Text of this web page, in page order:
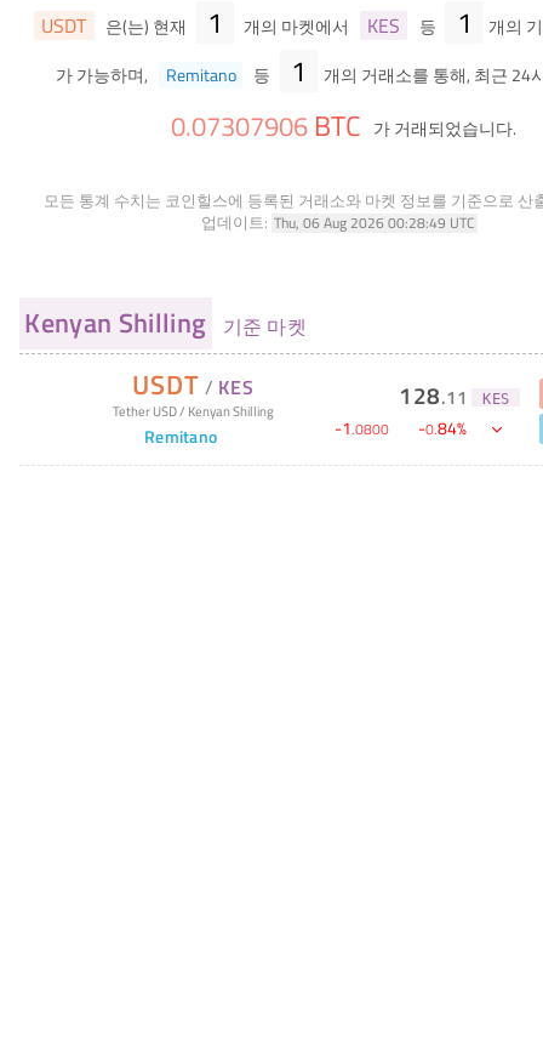
USDT 은(는) 현재 1 개의 마켓에서 KES 등 1
개의
가 가능하며,
Remitano 등 1 개의 거래소를 통해, 최근 24
0.07307906 BTC 가 거래되었습니다.
모든 통계 수치는 코인힐스에 등록된 거래소와 마켓 정보를 기준으로 산
업데이트: Thu, 06 Aug 2026 00:28:49 UTC
Kenyan Shilling 기준 마켓
USDT / KES
Tether USD/ Kenyan Shilling
Remitano
128.11 KES
-1.0800 -0.84%